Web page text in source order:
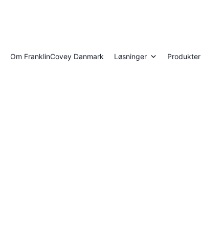
Om FranklinCovey Danmark Løsninger Produkter